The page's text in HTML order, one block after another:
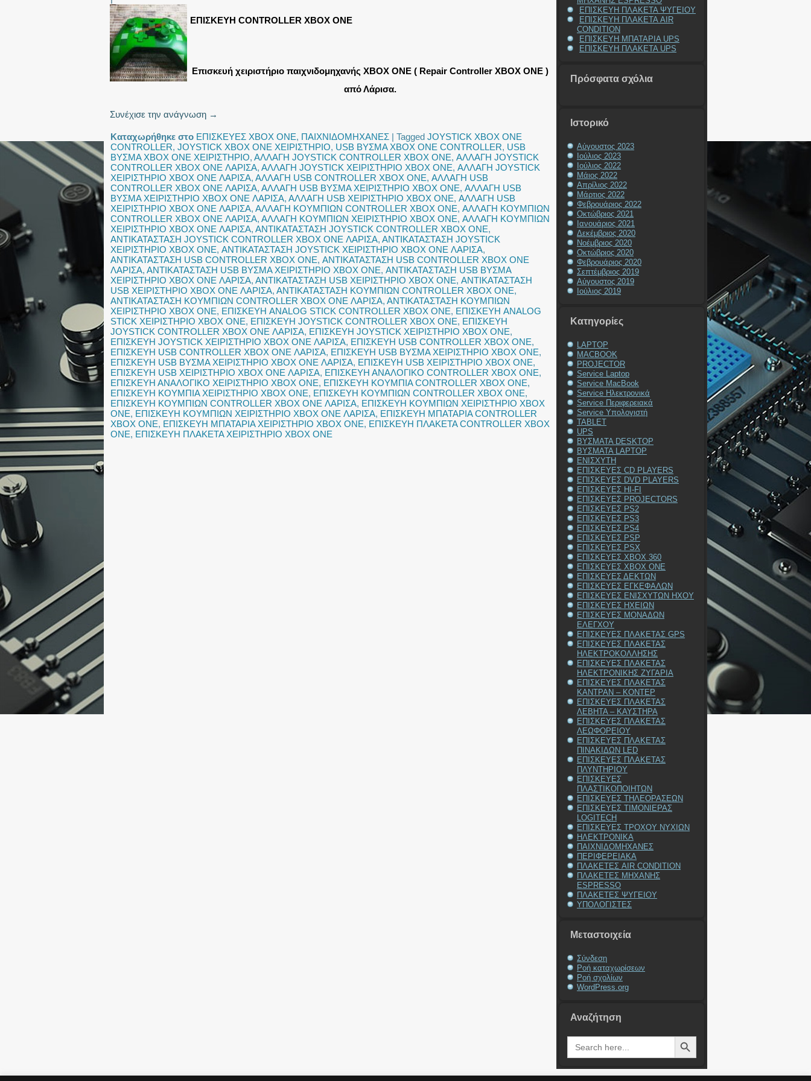
ΕΠΙΣΚΕΥΗ CONTROLLER XBOX ONE
Επισκευή χειριστήριο παιχνιδομηχανής XBOX ONE ( Repair Controller XBOX ONE )
από Λάρισα.
Συνέχισε την ανάγνωση →
Καταχωρήθηκε στο ΕΠΙΣΚΕΥΕΣ XBOX ONE, ΠΑΙΧΝΙΔΟΜΗΧΑΝΕΣ | Tagged JOYSTICK XBOX ONE
CONTROLLER, JOYSTICK XBOX ONE ΧΕΙΡΙΣΤΗΡΙΟ, USB ΒΥΣΜΑ XBOX ONE CONTROLLER, USB
ΒΥΣΜΑ XBOX ONE ΧΕΙΡΙΣΤΗΡΙΟ, ΑΛΛΑΓΗ JOYSTICK CONTROLLER XBOX ONE, ΑΛΛΑΓΗ JOYSTICK
CONTROLLER XBOX ONE ΛΑΡΙΣΑ, ΑΛΛΑΓΗ JOYSTICK ΧΕΙΡΙΣΤΗΡΙΟ XBOX ONE, ΑΛΛΑΓΗ JOYSTICK
ΧΕΙΡΙΣΤΗΡΙΟ XBOX ONE ΛΑΡΙΣΑ, ΑΛΛΑΓΗ USB CONTROLLER XBOX ONE, ΑΛΛΑΓΗ USB
CONTROLLER XBOX ONE ΛΑΡΙΣΑ, ΑΛΛΑΓΗ USB ΒΥΣΜΑ ΧΕΙΡΙΣΤΗΡΙΟ XBOX ONE, ΑΛΛΑΓΗ USB
ΒΥΣΜΑ ΧΕΙΡΙΣΤΗΡΙΟ XBOX ONE ΛΑΡΙΣΑ, ΑΛΛΑΓΗ USB ΧΕΙΡΙΣΤΗΡΙΟ XBOX ONE, ΑΛΛΑΓΗ USB
ΧΕΙΡΙΣΤΗΡΙΟ XBOX ONE ΛΑΡΙΣΑ, ΑΛΛΑΓΗ ΚΟΥΜΠΙΩΝ CONTROLLER XBOX ONE, ΑΛΛΑΓΗ ΚΟΥΜΠΙΩΝ
CONTROLLER XBOX ONE ΛΑΡΙΣΑ, ΑΛΛΑΓΗ ΚΟΥΜΠΙΩΝ ΧΕΙΡΙΣΤΗΡΙΟ XBOX ONE, ΑΛΛΑΓΗ ΚΟΥΜΠΙΩΝ
ΧΕΙΡΙΣΤΗΡΙΟ XBOX ONE ΛΑΡΙΣΑ, ΑΝΤΙΚΑΤΑΣΤΑΣΗ JOYSTICK CONTROLLER XBOX ONE,
ΑΝΤΙΚΑΤΑΣΤΑΣΗ JOYSTICK CONTROLLER XBOX ONE ΛΑΡΙΣΑ, ΑΝΤΙΚΑΤΑΣΤΑΣΗ JOYSTICK
ΧΕΙΡΙΣΤΗΡΙΟ XBOX ONE, ΑΝΤΙΚΑΤΑΣΤΑΣΗ JOYSTICK ΧΕΙΡΙΣΤΗΡΙΟ XBOX ONE ΛΑΡΙΣΑ,
ΑΝΤΙΚΑΤΑΣΤΑΣΗ USB CONTROLLER XBOX ONE, ΑΝΤΙΚΑΤΑΣΤΑΣΗ USB CONTROLLER XBOX ONE
ΛΑΡΙΣΑ, ΑΝΤΙΚΑΤΑΣΤΑΣΗ USB ΒΥΣΜΑ ΧΕΙΡΙΣΤΗΡΙΟ XBOX ONE, ΑΝΤΙΚΑΤΑΣΤΑΣΗ USB ΒΥΣΜΑ
ΧΕΙΡΙΣΤΗΡΙΟ XBOX ONE ΛΑΡΙΣΑ, ΑΝΤΙΚΑΤΑΣΤΑΣΗ USB ΧΕΙΡΙΣΤΗΡΙΟ XBOX ONE, ΑΝΤΙΚΑΤΑΣΤΑΣΗ
USB ΧΕΙΡΙΣΤΗΡΙΟ XBOX ONE ΛΑΡΙΣΑ, ΑΝΤΙΚΑΤΑΣΤΑΣΗ ΚΟΥΜΠΙΩΝ CONTROLLER XBOX ONE,
ΑΝΤΙΚΑΤΑΣΤΑΣΗ ΚΟΥΜΠΙΩΝ CONTROLLER XBOX ONE ΛΑΡΙΣΑ, ΑΝΤΙΚΑΤΑΣΤΑΣΗ ΚΟΥΜΠΙΩΝ
ΧΕΙΡΙΣΤΗΡΙΟ XBOX ONE, ΕΠΙΣΚΕΥΗ ANALOG STICK CONTROLLER XBOX ONE, ΕΠΙΣΚΕΥΗ ANALOG
STICK ΧΕΙΡΙΣΤΗΡΙΟ XBOX ONE, ΕΠΙΣΚΕΥΗ JOYSTICK CONTROLLER XBOX ONE, ΕΠΙΣΚΕΥΗ
JOYSTICK CONTROLLER XBOX ONE ΛΑΡΙΣΑ, ΕΠΙΣΚΕΥΗ JOYSTICK ΧΕΙΡΙΣΤΗΡΙΟ XBOX ONE,
ΕΠΙΣΚΕΥΗ JOYSTICK ΧΕΙΡΙΣΤΗΡΙΟ XBOX ONE ΛΑΡΙΣΑ, ΕΠΙΣΚΕΥΗ USB CONTROLLER XBOX ONE,
ΕΠΙΣΚΕΥΗ USB CONTROLLER XBOX ONE ΛΑΡΙΣΑ, ΕΠΙΣΚΕΥΗ USB ΒΥΣΜΑ ΧΕΙΡΙΣΤΗΡΙΟ XBOX ONE,
ΕΠΙΣΚΕΥΗ USB ΒΥΣΜΑ ΧΕΙΡΙΣΤΗΡΙΟ XBOX ONE ΛΑΡΙΣΑ, ΕΠΙΣΚΕΥΗ USB ΧΕΙΡΙΣΤΗΡΙΟ XBOX ONE,
ΕΠΙΣΚΕΥΗ USB ΧΕΙΡΙΣΤΗΡΙΟ XBOX ONE ΛΑΡΙΣΑ, ΕΠΙΣΚΕΥΗ ΑΝΑΛΟΓΙΚΟ CONTROLLER XBOX ONE,
ΕΠΙΣΚΕΥΗ ΑΝΑΛΟΓΙΚΟ ΧΕΙΡΙΣΤΗΡΙΟ XBOX ONE, ΕΠΙΣΚΕΥΗ ΚΟΥΜΠΙΑ CONTROLLER XBOX ONE,
ΕΠΙΣΚΕΥΗ ΚΟΥΜΠΙΑ ΧΕΙΡΙΣΤΗΡΙΟ XBOX ONE, ΕΠΙΣΚΕΥΗ ΚΟΥΜΠΙΩΝ CONTROLLER XBOX ONE,
ΕΠΙΣΚΕΥΗ ΚΟΥΜΠΙΩΝ CONTROLLER XBOX ONE ΛΑΡΙΣΑ, ΕΠΙΣΚΕΥΗ ΚΟΥΜΠΙΩΝ ΧΕΙΡΙΣΤΗΡΙΟ XBOX
ONE, ΕΠΙΣΚΕΥΗ ΚΟΥΜΠΙΩΝ ΧΕΙΡΙΣΤΗΡΙΟ XBOX ONE ΛΑΡΙΣΑ, ΕΠΙΣΚΕΥΗ ΜΠΑΤΑΡΙΑ CONTROLLER
XBOX ONE, ΕΠΙΣΚΕΥΗ ΜΠΑΤΑΡΙΑ ΧΕΙΡΙΣΤΗΡΙΟ XBOX ONE, ΕΠΙΣΚΕΥΗ ΠΛΑΚΕΤΑ CONTROLLER XBOX
ONE, ΕΠΙΣΚΕΥΗ ΠΛΑΚΕΤΑ ΧΕΙΡΙΣΤΗΡΙΟ XBOX ONE
ΕΠΙΣΚΕΥΗ ΠΛΑΚΕΤΑ ΨΥΓΕΙΟΥ
ΕΠΙΣΚΕΥΗ ΠΛΑΚΕΤΑ AIR
CONDITION
ΕΠΙΣΚΕΥΗ ΜΠΑΤΑΡΙΑ UPS
ΕΠΙΣΚΕΥΗ ΠΛΑΚΕΤΑ UPS
Πρόσφατα σχόλια
Ιστορικό
Αύγουστος 2023
Ιούλιος 2023
Ιούλιος 2022
Μάιος 2022
Απρίλιος 2022
Μάρτιος 2022
Φεβρουάριος 2022
Οκτώβριος 2021
Ιανουάριος 2021
Δεκέμβριος 2020
Νοέμβριος 2020
Οκτώβριος 2020
Φεβρουάριος 2020
Σεπτέμβριος 2019
Αύγουστος 2019
Ιούλιος 2019
Kατηγορίες
LAPTOP
MACBOOK
PROJECTOR
Service Laptop
Service MacBook
Service Ηλεκτρονικά
Service Περιφερειακά
Service Υπολογιστή
TABLET
UPS
ΒΥΣΜΑΤΑ DESKTOP
ΒΥΣΜΑΤΑ LAPTOP
ΕΝΙΣΧΥΤΗ
ΕΠΙΣΚΕΥΕΣ CD PLAYERS
ΕΠΙΣΚΕΥΕΣ DVD PLAYERS
ΕΠΙΣΚΕΥΕΣ HI-FI
ΕΠΙΣΚΕΥΕΣ PROJECTORS
ΕΠΙΣΚΕΥΕΣ PS2
ΕΠΙΣΚΕΥΕΣ PS3
ΕΠΙΣΚΕΥΕΣ PS4
ΕΠΙΣΚΕΥΕΣ PSP
ΕΠΙΣΚΕΥΕΣ PSX
ΕΠΙΣΚΕΥΕΣ XBOX 360
ΕΠΙΣΚΕΥΕΣ XBOX ONE
ΕΠΙΣΚΕΥΕΣ ΔΕΚΤΩΝ
ΕΠΙΣΚΕΥΕΣ ΕΓΚΕΦΑΛΩΝ
ΕΠΙΣΚΕΥΕΣ ΕΝΙΣΧΥΤΩΝ ΗΧΟΥ
ΕΠΙΣΚΕΥΕΣ ΗΧΕΙΩΝ
ΕΠΙΣΚΕΥΕΣ ΜΟΝΑΔΩΝ
ΕΛΕΓΧΟΥ
ΕΠΙΣΚΕΥΕΣ ΠΛΑΚΕΤΑΣ GPS
ΕΠΙΣΚΕΥΕΣ ΠΛΑΚΕΤΑΣ
ΗΛΕΚΤΡΟΚΟΛΛΗΣΗΣ
ΕΠΙΣΚΕΥΕΣ ΠΛΑΚΕΤΑΣ
ΗΛΕΚΤΡΟΝΙΚΗΣ ΖΥΓΑΡΙΑ
ΕΠΙΣΚΕΥΕΣ ΠΛΑΚΕΤΑΣ
ΚΑΝΤΡΑΝ – ΚΟΝΤΕΡ
ΕΠΙΣΚΕΥΕΣ ΠΛΑΚΕΤΑΣ
ΛΕΒΗΤΑ – ΚΑΥΣΤΗΡΑ
ΕΠΙΣΚΕΥΕΣ ΠΛΑΚΕΤΑΣ
ΛΕΩΦΟΡΕΙΟΥ
ΕΠΙΣΚΕΥΕΣ ΠΛΑΚΕΤΑΣ
ΠΙΝΑΚΙΔΩΝ LED
ΕΠΙΣΚΕΥΕΣ ΠΛΑΚΕΤΑΣ
ΠΛΥΝΤΗΡΙΟΥ
ΕΠΙΣΚΕΥΕΣ
ΠΛΑΣΤΙΚΟΠΟΙΗΤΩΝ
ΕΠΙΣΚΕΥΕΣ ΤΗΛΕΟΡΑΣΕΩΝ
ΕΠΙΣΚΕΥΕΣ ΤΙΜΟΝΙΕΡΑΣ
LOGITECH
ΕΠΙΣΚΕΥΕΣ ΤΡΟΧΟΥ ΝΥΧΙΩΝ
ΗΛΕΚΤΡΟΝΙΚΑ
ΠΑΙΧΝΙΔΟΜΗΧΑΝΕΣ
ΠΕΡΙΦΕΡΕΙΑΚΑ
ΠΛΑΚΕΤΕΣ AIR CONDITION
ΠΛΑΚΕΤΕΣ ΜΗΧΑΝΗΣ
ESPRESSO
ΠΛΑΚΕΤΕΣ ΨΥΓΕΙΟΥ
ΥΠΟΛΟΓΙΣΤΕΣ
Μεταστοιχεία
Σύνδεση
Ροή καταχωρίσεων
Ροή σχολίων
WordPress.org
Αναζήτηση
Search
for:
Search Button